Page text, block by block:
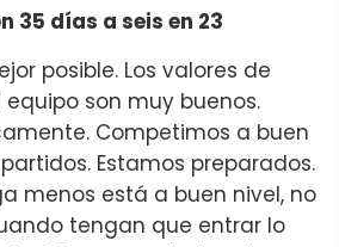
35 días a seis en 23
posible. Los valores de
son muy buenos.
Competimos a buen
Estamos preparados.
menos está a buen nivel, no
tengan que entrar lo